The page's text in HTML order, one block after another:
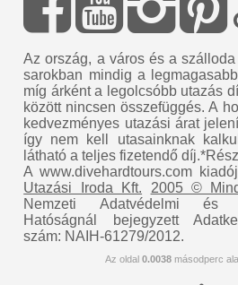
Az ország, a város és a
sarokban mindig a
míg árként a legolcsóbb utazás
között nincsen összefüggés. A
kedvezményes utazási árat
így nem kell utasainknak
látható a teljes fizetendő
A www.divehardtours.com
Utazási Iroda Kft.
2005 ©
Nemzeti Adatvédelmi és
Hatóságnál bejegyzett
szám: NAIH-61279/2012.
Az oldal 0.0038 másodperc